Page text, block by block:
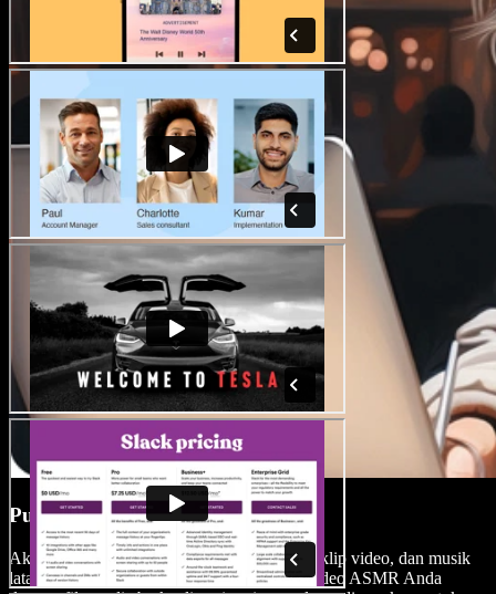
Pustaka Media Bebas Royalti
Akses pustaka stok yang luas berisi gambar, klip video, dan musik
latar berkualitas tinggi. Tingkatkan konten video ASMR Anda